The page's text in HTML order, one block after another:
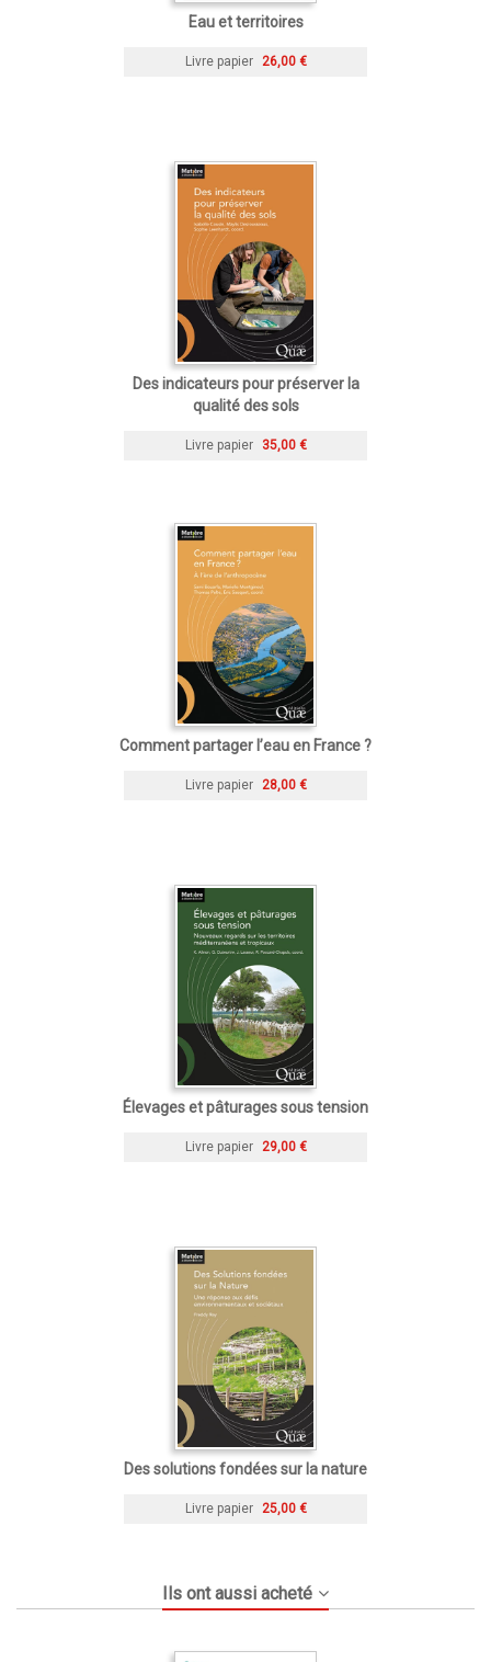
Eau et territoires
Livre papier 26,00 €
Des indicateurs pour préserver la
qualité des sols
Livre papier 35,00 €
Comment partager l’eau en France ?
Livre papier 28,00 €
Élevages et pâturages sous tension
Livre papier 29,00 €
Des solutions fondées sur la nature
Livre papier 25,00 €
Ils ont aussi acheté